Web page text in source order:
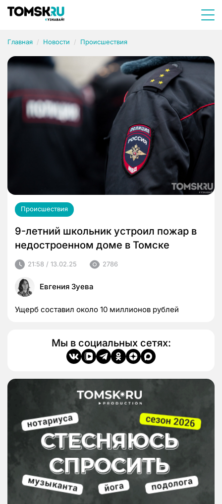
Главная Новости Происшествия
Происшествия
9-летний школьник устроил пожар в
недостроенном доме в Томске
21:58 / 13.02.25 2786
Евгения Зуева
Ущерб составил около 10 миллионов рублей
Мы в социальных сетях: